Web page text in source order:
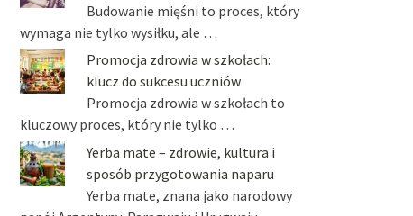
Budowanie mięśni to proces, który
wymaga nie tylko wysiłku, ale …
Promocja zdrowia w szkołach:
klucz do sukcesu uczniów
Promocja zdrowia w szkołach to
kluczowy proces, który nie tylko …
Yerba mate – zdrowie, kultura i
sposób przygotowania naparu
Yerba mate, znana jako narodowy